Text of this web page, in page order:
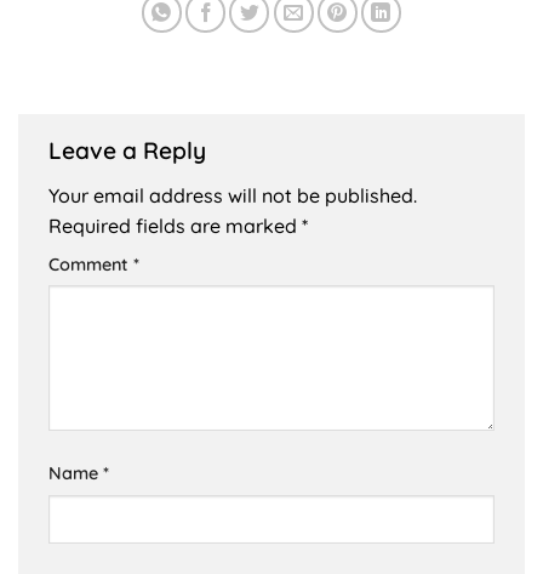
Leave a Reply
Your email address will not be published.
Required fields are marked *
Comment *
Name *